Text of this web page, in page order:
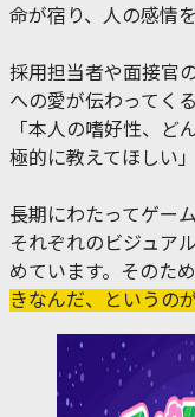
命が宿り、人の感情
採用担当者や面接官
への愛が伝わってく
「本人の嗜好性、ど
極的に教えてほしい
長期にわたってゲー
それぞれのビジュア
めています。そのため
きなんだ、というの